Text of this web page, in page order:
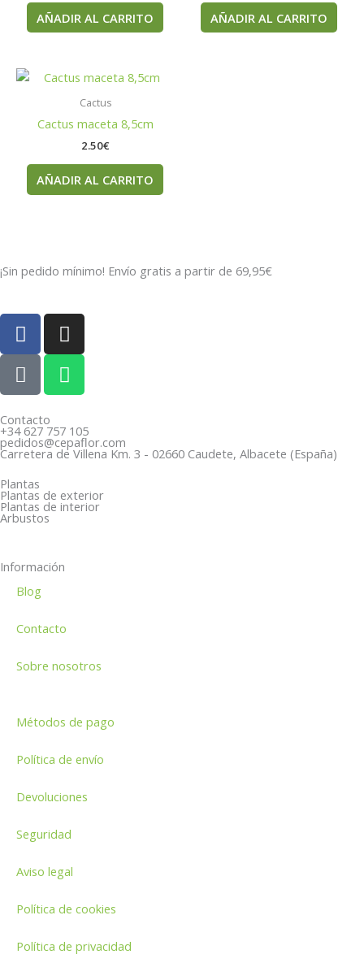
AÑADIR AL CARRITO AÑADIR AL CARRITO
Cactus
Cactus maceta 8,5cm
2.50€
AÑADIR AL CARRITO
¡Sin pedido mínimo! Envío gratis a partir de 69,95€
F
a
c
e
b
o
o
k
I
n
s
t
a
g
r
a
m
P
h
o
n
e
-
a
l
t
W
h
a
t
s
a
p
p
Contacto
+34 627 757 105
pedidos@cepaflor.com
Carretera de Villena Km. 3 - 02660 Caudete, Albacete (España)
Plantas
Plantas de exterior
Plantas de interior
Arbustos
Información
Blog
Contacto
Sobre nosotros
Métodos de pago
Política de envío
Devoluciones
Seguridad
Aviso legal
Política de cookies
Política de privacidad